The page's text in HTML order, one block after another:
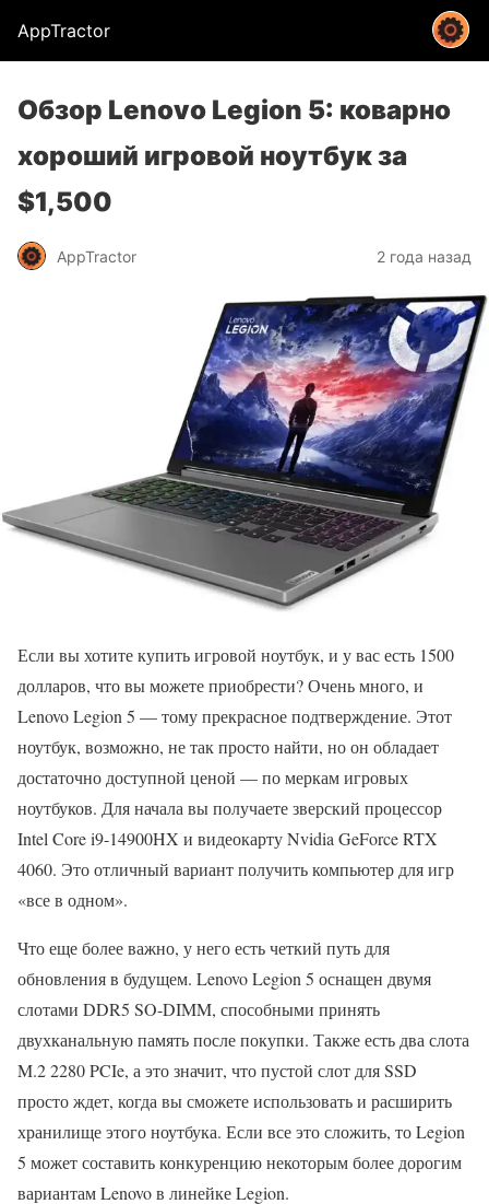
AppTractor
Обзор Lenovo Legion 5: коварно
хороший игровой ноутбук за
$1,500
AppTractor 2 года назад
Если вы хотите купить игровой ноутбук, и у вас есть 1500
долларов, что вы можете приобрести? Очень много, и
Lenovo Legion 5 — тому прекрасное подтверждение. Этот
ноутбук, возможно, не так просто найти, но он обладает
достаточно доступной ценой — по меркам игровых
ноутбуков. Для начала вы получаете зверский процессор
Intel Core i9-14900HX и видеокарту Nvidia GeForce RTX
4060. Это отличный вариант получить компьютер для игр
«все в одном».
Что еще более важно, у него есть четкий путь для
обновления в будущем. Lenovo Legion 5 оснащен двумя
слотами DDR5 SO-DIMM, способными принять
двухканальную память после покупки. Также есть два слота
M.2 2280 PCIe, а это значит, что пустой слот для SSD
просто ждет, когда вы сможете использовать и расширить
хранилище этого ноутбука. Если все это сложить, то Legion
5 может составить конкуренцию некоторым более дорогим
вариантам Lenovo в линейке Legion.